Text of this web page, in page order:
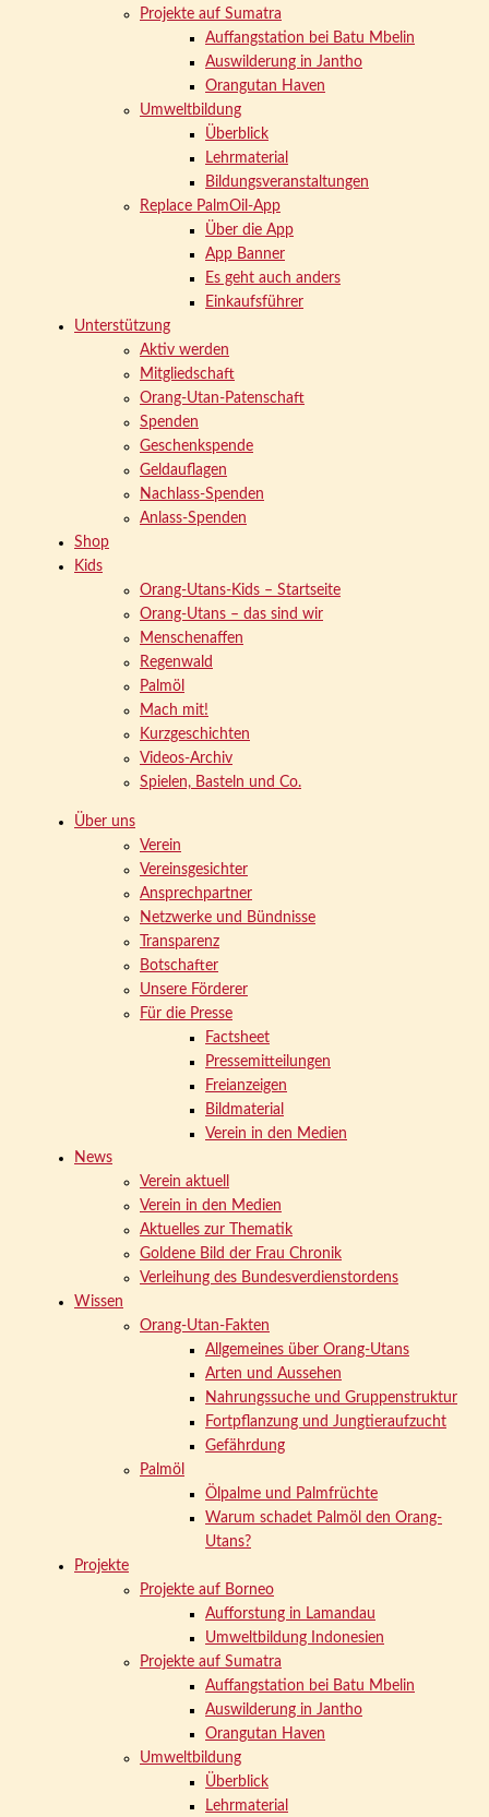
Projekte auf Sumatra
Auffangstation bei Batu Mbelin
Auswilderung in Jantho
Orangutan Haven
Umweltbildung
Überblick
Lehrmaterial
Bildungsveranstaltungen
Replace PalmOil-App
Über die App
App Banner
Es geht auch anders
Einkaufsführer
Unterstützung
Aktiv werden
Mitgliedschaft
Orang-Utan-Patenschaft
Spenden
Geschenkspende
Geldauflagen
Nachlass-Spenden
Anlass-Spenden
Shop
Kids
Orang-Utans-Kids – Startseite
Orang-Utans – das sind wir
Menschenaffen
Regenwald
Palmöl
Mach mit!
Kurzgeschichten
Videos-Archiv
Spielen, Basteln und Co.
Über uns
Verein
Vereinsgesichter
Ansprechpartner
Netzwerke und Bündnisse
Transparenz
Botschafter
Unsere Förderer
Für die Presse
Factsheet
Pressemitteilungen
Freianzeigen
Bildmaterial
Verein in den Medien
News
Verein aktuell
Verein in den Medien
Aktuelles zur Thematik
Goldene Bild der Frau Chronik
Verleihung des Bundesverdienstordens
Wissen
Orang-Utan-Fakten
Allgemeines über Orang-Utans
Arten und Aussehen
Nahrungssuche und Gruppenstruktur
Fortpflanzung und Jungtieraufzucht
Gefährdung
Palmöl
Ölpalme und Palmfrüchte
Warum schadet Palmöl den Orang-
Utans?
Projekte
Projekte auf Borneo
Aufforstung in Lamandau
Umweltbildung Indonesien
Projekte auf Sumatra
Auffangstation bei Batu Mbelin
Auswilderung in Jantho
Orangutan Haven
Umweltbildung
Überblick
Lehrmaterial